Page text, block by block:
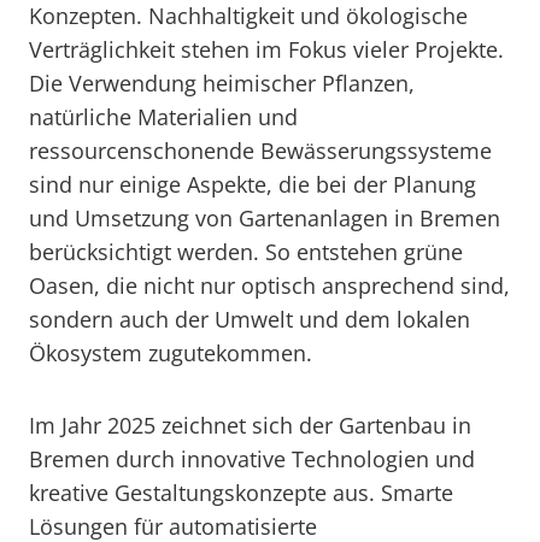
Konzepten. Nachhaltigkeit und ökologische
Verträglichkeit stehen im Fokus vieler Projekte.
Die Verwendung heimischer Pflanzen,
natürliche Materialien und
ressourcenschonende Bewässerungssysteme
sind nur einige Aspekte, die bei der Planung
und Umsetzung von Gartenanlagen in Bremen
berücksichtigt werden. So entstehen grüne
Oasen, die nicht nur optisch ansprechend sind,
sondern auch der Umwelt und dem lokalen
Ökosystem zugutekommen.
Im Jahr 2025 zeichnet sich der Gartenbau in
Bremen durch innovative Technologien und
kreative Gestaltungskonzepte aus. Smarte
Lösungen für automatisierte